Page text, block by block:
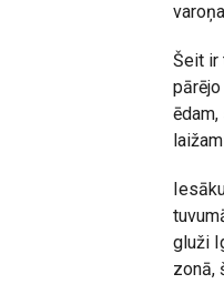
Šeit ir
gluži
zonā,